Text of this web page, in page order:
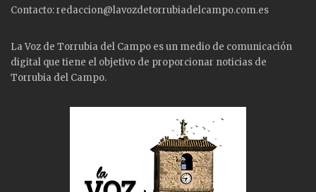
Contacto: redaccion@lavozdetorrubiadelcampo.com.es
La Voz de Torrubia del Campo es un medio de comunicación
digital que tiene el objetivo de proporcionar noticias de
Torrubia del Campo.